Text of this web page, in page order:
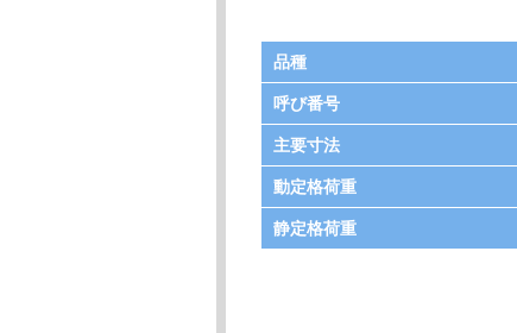
品種
呼び番号
主要寸法
動定格荷重
静定格荷重